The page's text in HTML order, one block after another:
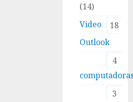
14
Video
18
Outlook
4
3